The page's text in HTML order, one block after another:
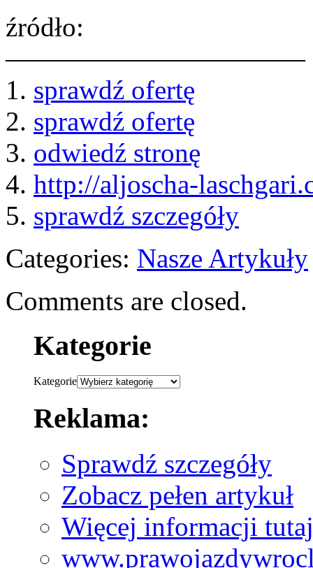
źródło:
———————————
1. sprawdź ofertę
2. sprawdź ofertę
3. odwiedź stronę
4. http://aljoscha-
5. sprawdź szczegóły
Categories: Nasze Artykuły
Comments are closed.
Kategorie
Kategorie
Reklama:
Sprawdź szczegóły
Zobacz pełen artykuł
Więcej informacji tutaj